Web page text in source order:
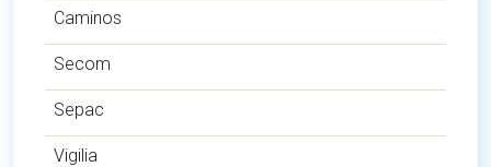
Caminos
Secom
Sepac
Vigilia